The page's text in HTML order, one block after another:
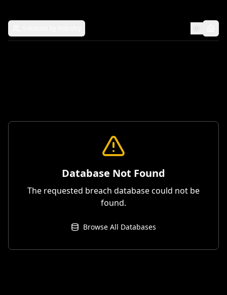
Database Not Found
The requested breach database could not be
found.
Browse All Databases